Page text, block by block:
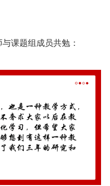
课题组成员共勉：